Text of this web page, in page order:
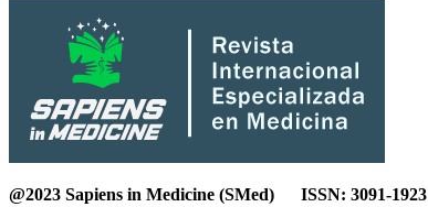
@2023 Sapiens in Medicine (SMed) ISSN: 3091-1923